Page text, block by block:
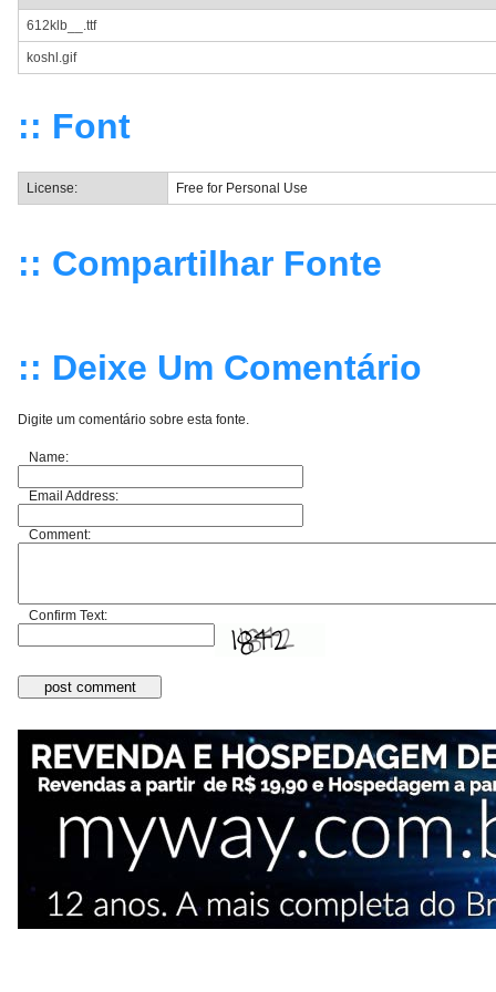
612klb__.ttf
koshl.gif
:: Font
License: Free for Personal Use
:: Compartilhar Fonte
:: Deixe Um Comentário
Digite um comentário sobre esta fonte.
Name:
Email Address:
Comment:
Confirm Text: